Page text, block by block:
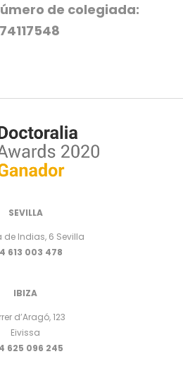
de colegiada:
SEVILLA
de Indias, 6 Sevilla
613 003 478
IBIZA
d’Aragó, 123
Eivissa
625 096 245